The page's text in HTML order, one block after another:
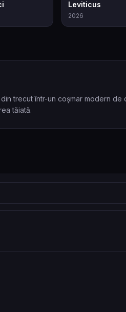
Leviticus
2026
trecut într-un coșmar modern de
tăiată.